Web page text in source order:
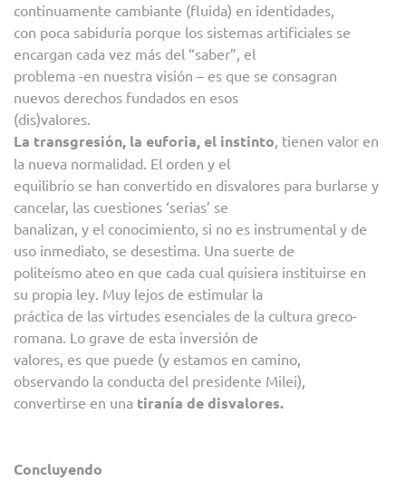
continuamente cambiante (fluida) en identidades,
con poca sabiduría porque los sistemas artificiales se
encargan cada vez más del “saber”, el
problema -en nuestra visión – es que se consagran
nuevos derechos fundados en esos
(dis)valores.
La transgresión, la euforia, el instinto, tienen valor en
la nueva normalidad. El orden y el
equilibrio se han convertido en disvalores para burlarse y
cancelar, las cuestiones ‘serias’ se
banalizan, y el conocimiento, si no es instrumental y de
uso inmediato, se desestima. Una suerte de
politeísmo ateo en que cada cual quisiera instituirse en
su propia ley. Muy lejos de estimular la
práctica de las virtudes esenciales de la cultura greco-
romana. Lo grave de esta inversión de
valores, es que puede (y estamos en camino,
observando la conducta del presidente Milei),
convertirse en una tiranía de disvalores.
Concluyendo